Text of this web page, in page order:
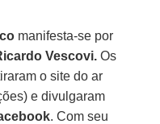
manifesta-se por
Vescovi. Os
o site do ar
e divulgaram
. Com seu